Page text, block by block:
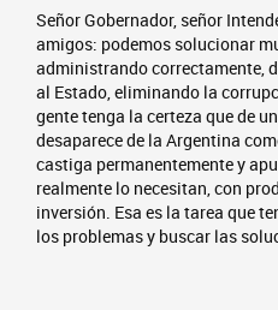
Señor Gobernador, señor
amigos: podemos solucionar
administrando correctamente,
al Estado, eliminando la
gente tenga la certeza que de
desaparece de la Argentina
castiga permanentemente y
realmente lo necesitan, con
inversión. Esa es la tarea que
los problemas y buscar las